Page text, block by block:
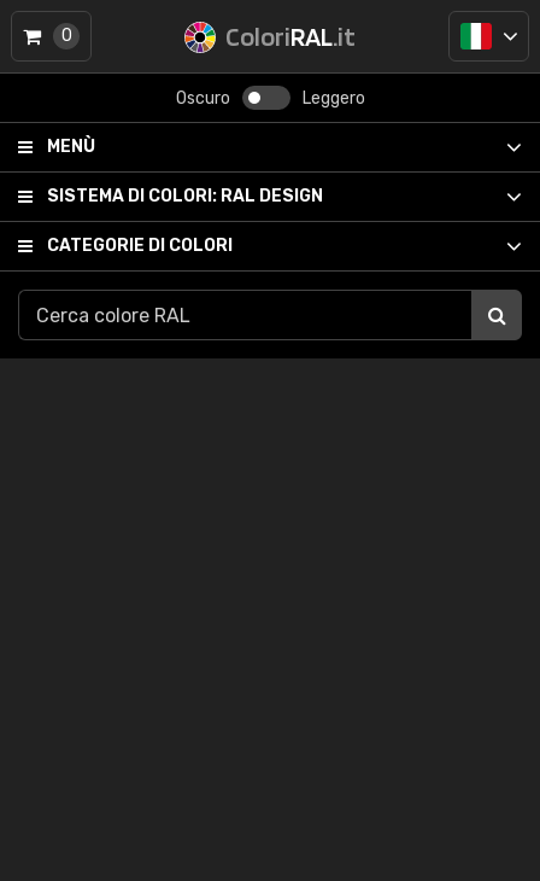
ColoriRAL.it
Oscuro Leggero
MENÙ
SISTEMA DI COLORI: RAL DESIGN
CATEGORIE DI COLORI
0